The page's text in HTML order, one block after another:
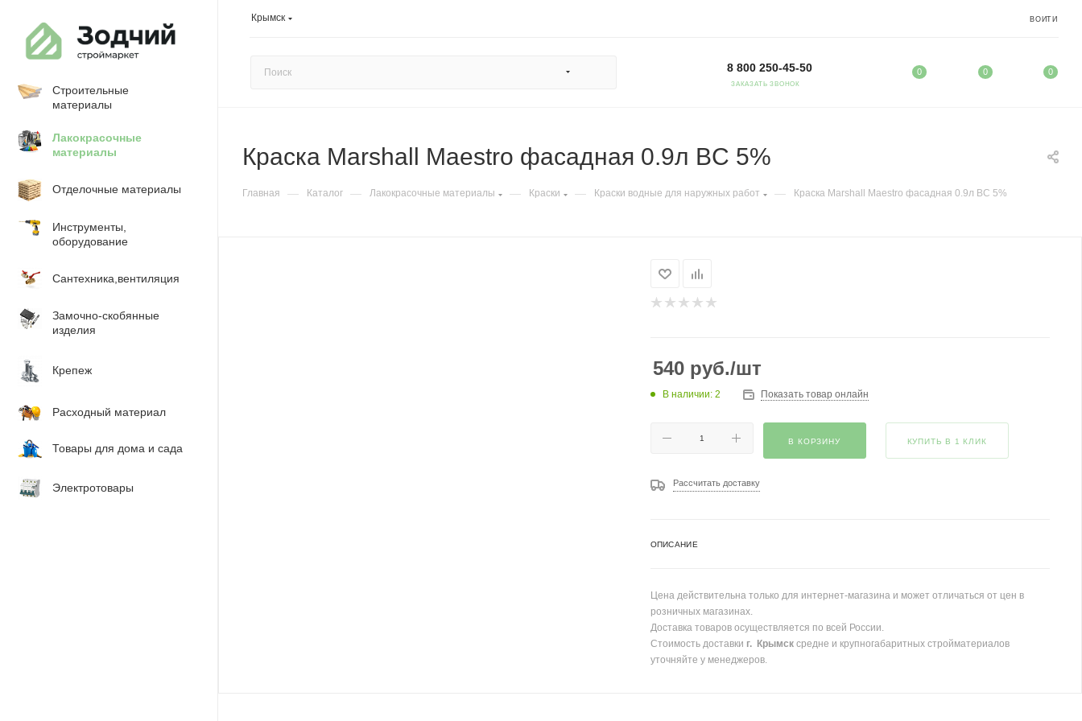
Крымск ВОЙТИ
8 800 250-45-50
ЗАКАЗАТЬ ЗВОНОК
0 0 0
Строительные
материалы
Лакокрасочные
материалы
Отделочные материалы
Инструменты,
оборудование
Сантехника,вентиляция
Замочно-скобянные
изделия
Крепеж
Расходный материал
Товары для дома и сада
Электротовары
Краска Marshall Maestro фасадная 0.9л BC 5%
Главная — Каталог — Лакокрасочные материалы — Краски — Краски водные для наружных работ — Краска Marshall Maestro фасадная 0.9л BC 5%
540руб./шт
В наличии: 2 Показать товар онлайн
В КОРЗИНУ КУПИТЬ В 1 КЛИК
Рассчитать доставку
ОПИСАНИЕ
Цена действительна только для интернет-магазина и может отличаться от цен в
розничных магазинах.
Доставка товаров осуществляется по всей России.
Стоимость доставки г. Крымсксредне и крупногабаритных стройматериалов
уточняйте у менеджеров.